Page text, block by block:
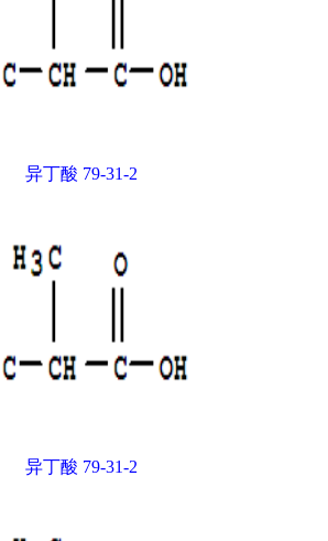
异丁酸 79-31-2
异丁酸 79-31-2